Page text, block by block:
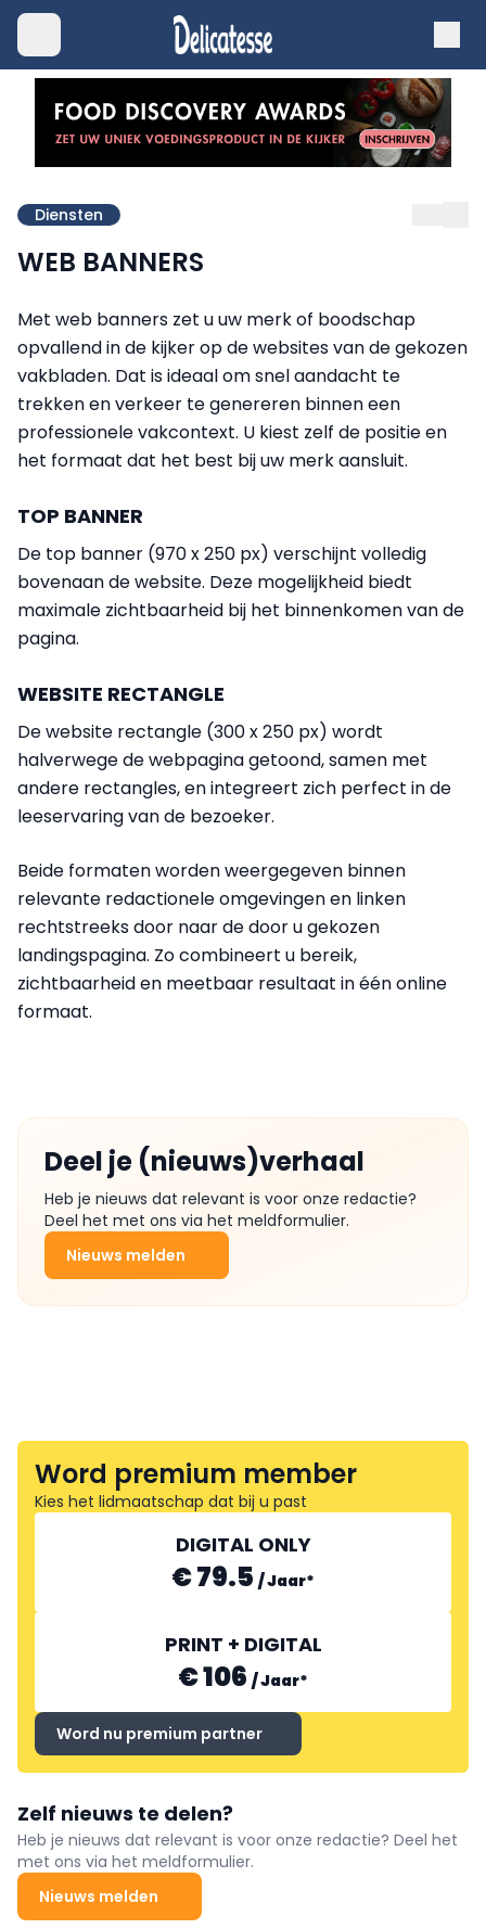
Diensten
WEB BANNERS
Met web banners zet u uw merk of boodschap
opvallend in de kijker op de websites van de gekozen
vakbladen. Dat is ideaal om snel aandacht te
trekken en verkeer te genereren binnen een
professionele vakcontext. U kiest zelf de positie en
het formaat dat het best bij uw merk aansluit.
TOP BANNER
De top banner (970 x 250 px) verschijnt volledig
bovenaan de website. Deze mogelijkheid biedt
maximale zichtbaarheid bij het binnenkomen van de
pagina.
WEBSITE RECTANGLE
De website rectangle (300 x 250 px) wordt
halverwege de webpagina getoond, samen met
andere rectangles, en integreert zich perfect in de
leeservaring van de bezoeker.
Beide formaten worden weergegeven binnen
relevante redactionele omgevingen en linken
rechtstreeks door naar de door u gekozen
landingspagina. Zo combineert u bereik,
zichtbaarheid en meetbaar resultaat in één online
formaat.
Deel je (nieuws)verhaal
Heb je nieuws dat relevant is voor onze redactie?
Deel het met ons via het meldformulier.
Nieuws melden
Word premium member
Kies het lidmaatschap dat bij u past
DIGITAL ONLY
€ 79.5 /Jaar*
PRINT + DIGITAL
€ 106 /Jaar*
Word nu premium partner
Zelf nieuws te delen?
Heb je nieuws dat relevant is voor onze redactie? Deel het
met ons via het meldformulier.
Nieuws melden